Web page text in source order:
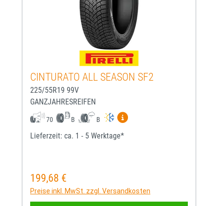
CINTURATO ALL SEASON SF2
225/55R19 99V
GANZJAHRESREIFEN
70 B B
Mehr Informationen zum
Lieferzeit: ca. 1 - 5 Werktage*
Regulärer Preis:
199,68 €
Preise inkl. MwSt. zzgl. Versandkosten